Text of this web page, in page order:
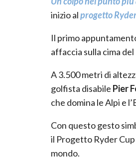
inizio alprogetto
Il primo
affaccia sulla cima
A 3.500 metri di
golfista disabile Pier
che domina le Alpi e
Con questo gesto
il Progetto Ryder Cup
mondo.